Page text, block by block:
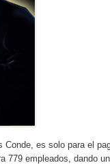
Conde, es solo para el
779 empleados, dando